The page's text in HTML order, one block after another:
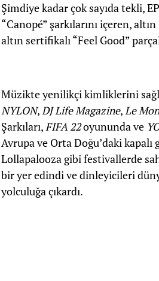
Şimdiye kadar çok sayıda tekli,
“Canopé” şarkılarını içeren,
altın sertifikalı “Feel Good”
Müzikte yenilikçi kimliklerini
NYLON,DJ Life Magazine,Le
Şarkıları,FIFA 22oyununda ve
Avrupa ve Orta Doğu’daki
Lollapalooza gibi festivallerde
bir yer edindi ve dinleyicileri
yolculuğa çıkardı.